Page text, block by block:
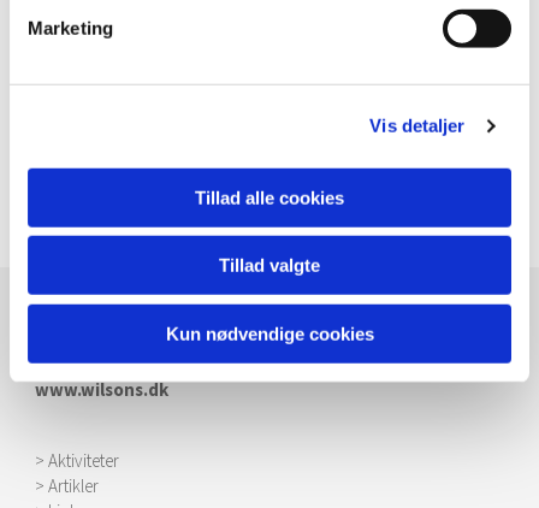
Marketing
Vis detaljer
Tillad alle cookies
Tillad valgte
Kun nødvendige cookies
> Mb Wilson og fysioterapi v. Dennis Næsby, september 2017
> Powerpoint: Peter Otts oplæg omkring status på Wilson
info@wilsons.dk
www.wilsons.dk
> Aktiviteter
> Artikler